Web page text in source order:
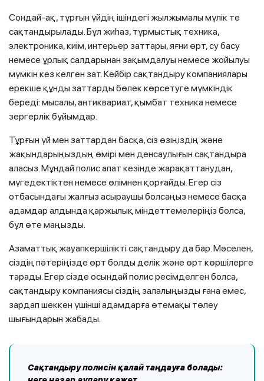
Сондай-ақ, тұрғын үйдің ішіндегі жылжымалы мүлік те
сақтандырылады. Бұл жиһаз, тұрмыстық техника,
электроника, киім, интерьер заттары, яғни өрт, су басу
немесе ұрлық салдарынан зақымдалуы немесе жойылуы
мүмкін кез келген зат. Кейбір сақтандыру компаниялары
ерекше құнды заттарды бөлек көрсетуге мүмкіндік
береді: мысалы, антиквариат, қымбат техника немесе
зергерлік бұйымдар.
Тұрғын үй мен заттардан басқа, сіз өзіңіздің және
жақындарыңыздың өмірі мен денсаулығын сақтандыра
аласыз. Мұндай полис апат кезінде жарақаттанудан,
мүгедектіктен немесе өлімнен қорғайды. Егер сіз
отбасындағы жалғыз асыраушы болсаңыз немесе басқа
адамдар алдында қаржылық міндеттемелеріңіз болса,
бұл өте маңызды.
Азаматтық жауапкершілікті сақтандыру да бар. Мәселен,
сіздің пәтеріңізде өрт болды делік және өрт көршілерге
тарады. Егер сізде осындай полис ресімделген болса,
сақтандыру компаниясы сіздің залалыңызды ғана емес,
зардап шеккен үшінші адамдарға өтемақы төлеу
шығындарын жабады.
Сақтандыру полисін қалай таңдауға болады: